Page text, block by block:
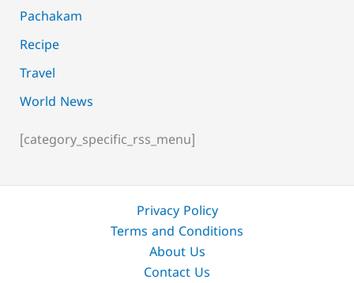
Pachakam
Recipe
Travel
World News
[category_specific_rss_menu]
Privacy Policy
Terms and Conditions
About Us
Contact Us